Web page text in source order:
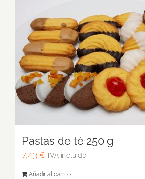
Pastas de té 250 g
7,43 € IVA incluido
Añadir al carrito